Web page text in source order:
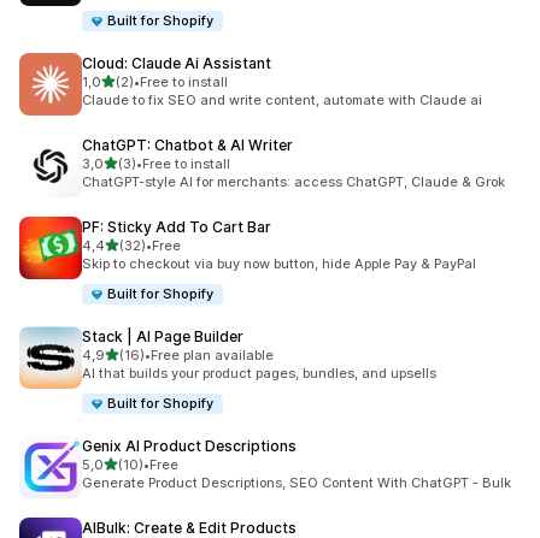
Built for Shopify
Cloud: Claude Ai Assistant
1,05 yıldız üzerinden
(2)
toplam 2 değerlendirme
•Free to install
Claude to fix SEO and write content, automate with Claude ai
ChatGPT: Chatbot & AI Writer
3,05 yıldız üzerinden
(3)
toplam 3 değerlendirme
•Free to install
ChatGPT-style AI for merchants: access ChatGPT, Claude & Grok
PF: Sticky Add To Cart Bar
4,45 yıldız üzerinden
(32)
toplam 32 değerlendirme
•Free
Skip to checkout via buy now button, hide Apple Pay & PayPal
Built for Shopify
Stack | AI Page Builder
4,95 yıldız üzerinden
(16)
toplam 16 değerlendirme
•Free plan available
AI that builds your product pages, bundles, and upsells
Built for Shopify
Genix AI Product Descriptions
5,05 yıldız üzerinden
(10)
toplam 10 değerlendirme
•Free
Generate Product Descriptions, SEO Content With ChatGPT - Bulk
AIBulk: Create & Edit Products